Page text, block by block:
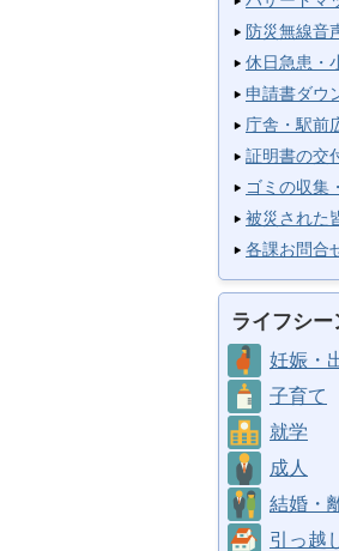
防災無線音
休日急患・
申請書ダウ
庁舎・駅前
証明書の交
ゴミの収集
被災された
各課お問合
ライフシ
妊娠・
子育て
就学
成人
結婚・
引っ越